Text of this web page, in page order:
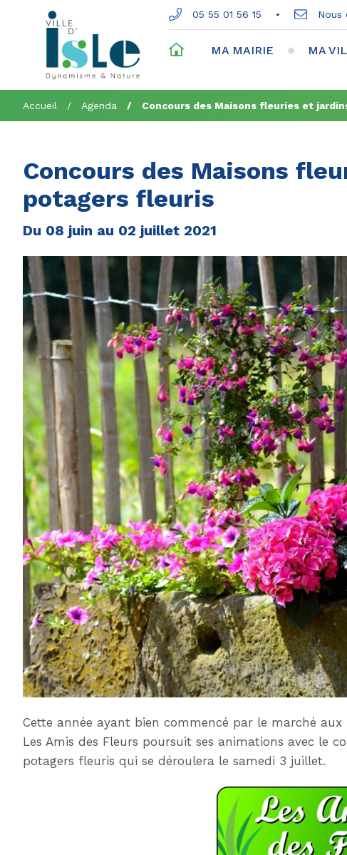
05 55 01 56 15 Nous
ACCUEILMA MAIRIE MA
Accueil Agenda Concours des Maisons fleuries et
Concours des Maisons
potagers fleuris
Du 08 juin au 02 juillet 2021
Cette année ayant bien commencé par le marché aux
Les Amis des Fleurs poursuit ses animations avec le
potagers fleuris qui se déroulera le samedi 3 juillet.